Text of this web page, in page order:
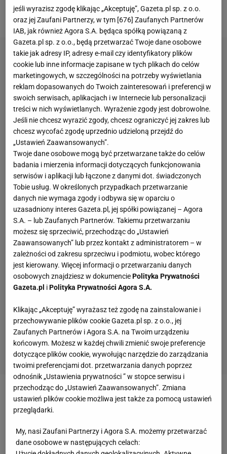
Flicka, ale co będzie w kolejnych rozgrywkach?
Zobacz wideoŚliwowski: Janusz Wójcik przychodził
i mówił: Pan Romanowski wam dopłaci...
Dwaj kandydaci do gry w bramce FC Barcelony
jeśli wyrazisz zgodę klikając „Akceptuję”, Gazeta.pl sp. z o.o.
oraz jej Zaufani Partnerzy, w tym [676] Zaufanych Partnerów
IAB, jak również Agora S.A. będąca spółką powiązaną z
Gazeta.pl sp. z o.o., będą przetwarzać Twoje dane osobowe
takie jak adresy IP, adresy e-mail czy identyfikatory plików
cookie lub inne informacje zapisane w tych plikach do celów
marketingowych, w szczególności na potrzeby wyświetlania
reklam dopasowanych do Twoich zainteresowań i preferencji w
swoich serwisach, aplikacjach i w Internecie lub personalizacji
treści w nich wyświetlanych. Wyrażenie zgody jest dobrowolne.
Jeśli nie chcesz wyrazić zgody, chcesz ograniczyć jej zakres lub
chcesz wycofać zgodę uprzednio udzieloną przejdź do
„Ustawień Zaawansowanych”.
Twoje dane osobowe mogą być przetwarzane także do celów
badania i mierzenia informacji dotyczących funkcjonowania
serwisów i aplikacji lub łączone z danymi dot. świadczonych
Tobie usług. W określonych przypadkach przetwarzanie
danych nie wymaga zgody i odbywa się w oparciu o
uzasadniony interes Gazeta.pl, jej spółki powiązanej – Agora
S.A. – lub Zaufanych Partnerów. Takiemu przetwarzaniu
możesz się sprzeciwić, przechodząc do „Ustawień
Zaawansowanych” lub przez kontakt z administratorem – w
zależności od zakresu sprzeciwu i podmiotu, wobec którego
jest kierowany. Więcej informacji o przetwarzaniu danych
osobowych znajdziesz w dokumenciePolityka Prywatności
Gazeta.pl iPolityka Prywatności Agora S.A.
Klikając „Akceptuję” wyrażasz też zgodę na zainstalowanie i
przechowywanie plików cookie Gazeta.pl sp. z o.o., jej
Zaufanych Partnerów i Agora S.A. na Twoim urządzeniu
końcowym. Możesz w każdej chwili zmienić swoje preferencje
dotyczące plików cookie, wywołując narzędzie do zarządzania
twoimi preferencjami dot. przetwarzania danych poprzez
odnośnik „Ustawienia prywatności ” w stopce serwisu i
przechodząc do „Ustawień Zaawansowanych”. Zmiana
ustawień plików cookie możliwa jest także za pomocą ustawień
przeglądarki.
My, nasi Zaufani Partnerzy i Agora S.A. możemy przetwarzać
dane osobowe w następujących celach: